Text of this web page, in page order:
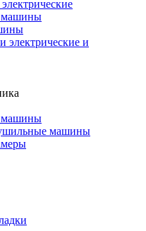
машины
электрические и
машины
машины